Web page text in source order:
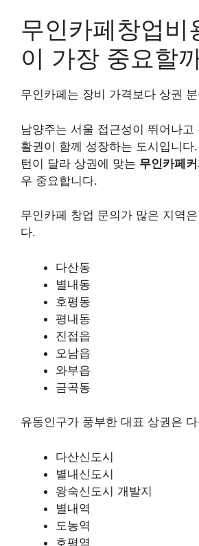
무인카페창업비
이 가장 중요할
무인카페는 장비 가격보다 상권
남양주는 서울 접근성이 뛰어나고
활권이 함께 성장하는 도시입니다
턴이 달라 상권에 맞는 무인카페
우 중요합니다.
무인카페 창업 문의가 많은 지역
다.
다산동
별내동
호평동
평내동
진접읍
오남읍
와부읍
금곡동
유동인구가 풍부한 대표 상권은
다산신도시
별내신도시
왕숙신도시 개발지
별내역
도농역
호평역